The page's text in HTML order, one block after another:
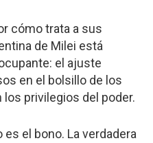
cómo trata a sus
de Milei está
el ajuste
en el bolsillo de los
los privilegios del poder.
el bono. La verdadera